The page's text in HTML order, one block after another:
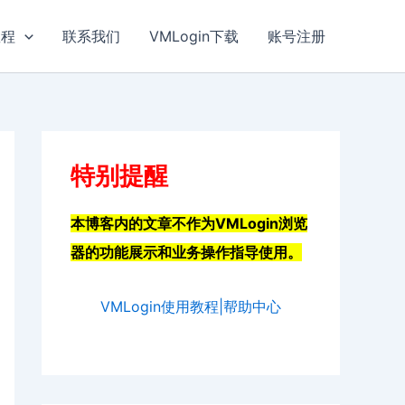
联系我们 VMLogin下载 账号注册
特别提醒
本博客内的文章不作为VMLogin浏览
器的功能展示和业务操作指导使用。
VMLogin使用教程|帮助中心